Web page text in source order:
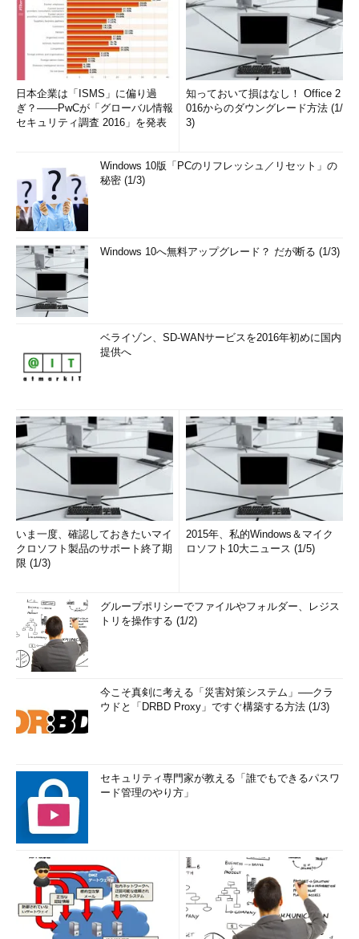
日本企業は「ISMS」に偏り過
ぎ？――PwCが「グローバル情報
セキュリティ調査 2016」を発表
知っておいて損はなし！ Office 2
016からのダウングレード方法 (1/
3)
Windows 10版「PCのリフレッシュ／リセット」の
秘密 (1/3)
Windows 10へ無料アップグレード？ だが断る (1/3)
ベライゾン、SD-WANサービスを2016年初めに国内
提供へ
いま一度、確認しておきたいマイ
クロソフト製品のサポート終了期
限 (1/3)
2015年、私的Windows＆マイク
ロソフト10大ニュース (1/5)
グループポリシーでファイルやフォルダー、レジス
トリを操作する (1/2)
今こそ真剣に考える「災害対策システム」──クラ
ウドと「DRBD Proxy」ですぐ構築する方法 (1/3)
セキュリティ専門家が教える「誰でもできるパスワ
ード管理のやり方」